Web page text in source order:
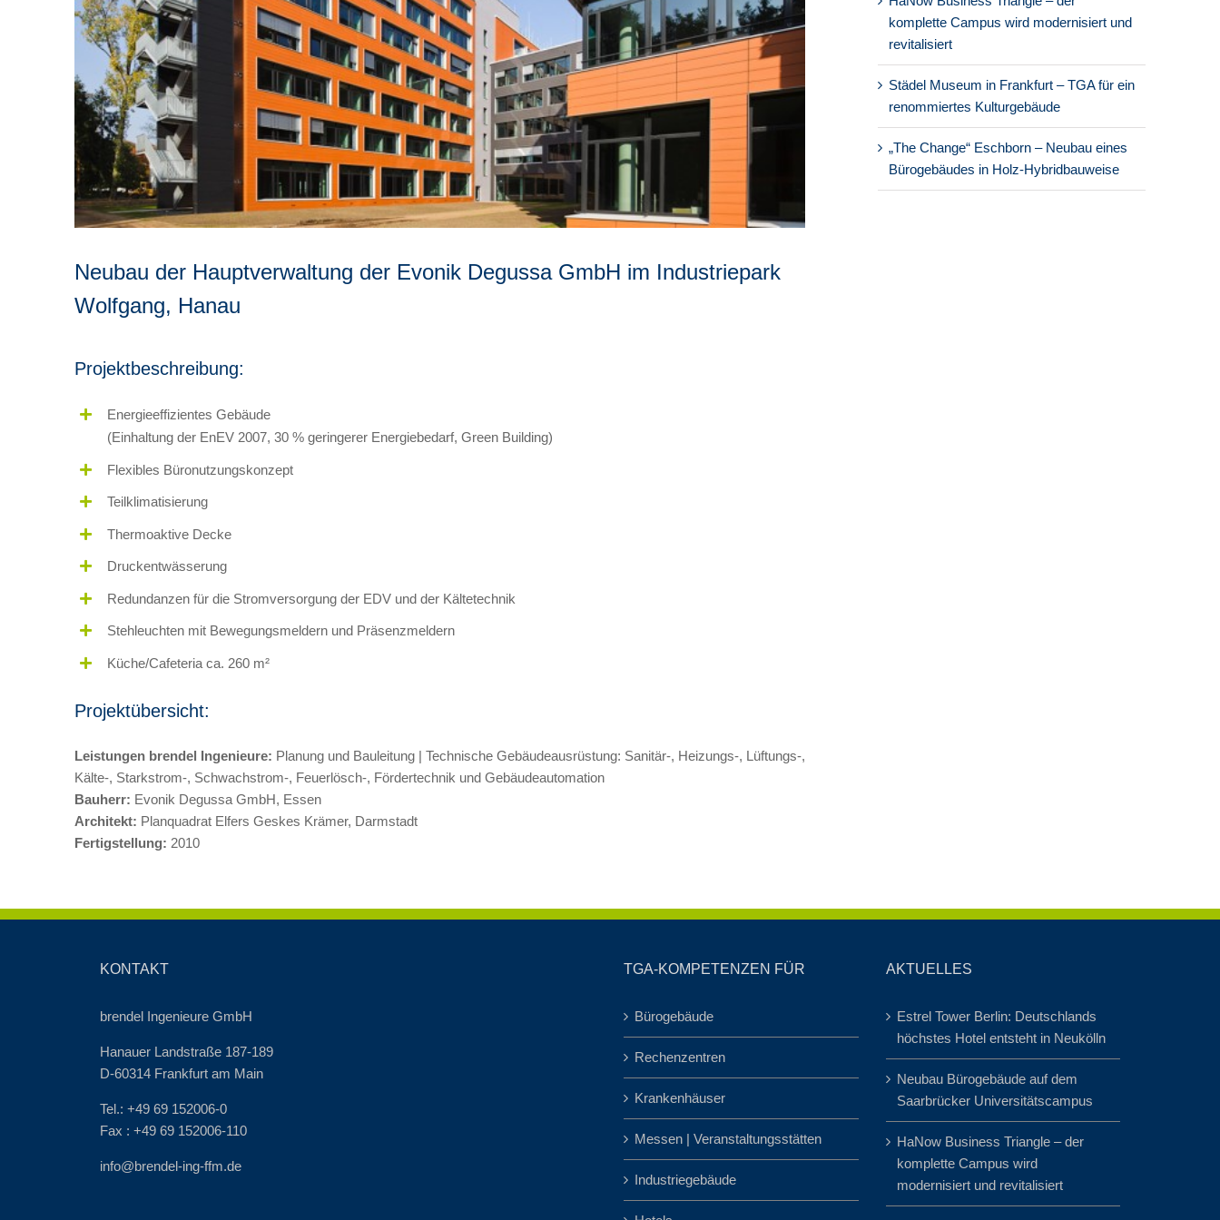
Neubau der Hauptverwaltung der Evonik Degussa GmbH im Industriepark
Wolfgang, Hanau
Projektbeschreibung:
Energieeffizientes Gebäude
(Einhaltung der EnEV 2007, 30 % geringerer Energiebedarf, Green Building)
Flexibles Büronutzungskonzept
Teilklimatisierung
Thermoaktive Decke
Druckentwässerung
Redundanzen für die Stromversorgung der EDV und der Kältetechnik
Stehleuchten mit Bewegungsmeldern und Präsenzmeldern
Küche/Cafeteria ca. 260 m²
Projektübersicht:
Leistungen brendel Ingenieure: Planung und Bauleitung | Technische Gebäudeausrüstung: Sanitär-, Heizungs-, Lüftungs-,
Kälte-, Starkstrom-, Schwachstrom-, Feuerlösch-, Fördertechnik und Gebäudeautomation
Bauherr: Evonik Degussa GmbH, Essen
Architekt: Planquadrat Elfers Geskes Krämer, Darmstadt
Fertigstellung: 2010
komplette Campus wird modernisiert und
revitalisiert
Städel Museum in Frankfurt – TGA für ein
renommiertes Kulturgebäude
„The Change“ Eschborn – Neubau eines
Bürogebäudes in Holz-Hybridbauweise
KONTAKT
brendel Ingenieure GmbH
Hanauer Landstraße 187-189
D-60314 Frankfurt am Main
Tel.: +49 69 152006-0
Fax : +49 69 152006-110
info@brendel-ing-ffm.de
TGA-KOMPETENZEN FÜR
Bürogebäude
Rechenzentren
Krankenhäuser
Messen | Veranstaltungsstätten
Industriegebäude
AKTUELLES
Estrel Tower Berlin: Deutschlands
höchstes Hotel entsteht in Neukölln
Neubau Bürogebäude auf dem
Saarbrücker Universitätscampus
HaNow Business Triangle – der
komplette Campus wird
modernisiert und revitalisiert